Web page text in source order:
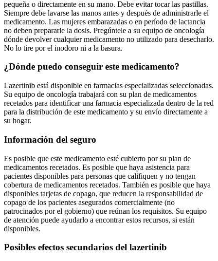
pequeña o directamente en su mano. Debe evitar tocar las pastillas.
Siempre debe lavarse las manos antes y después de administrarle el
medicamento. Las mujeres embarazadas o en período de lactancia
no deben prepararle la dosis. Pregúntele a su equipo de oncología
dónde devolver cualquier medicamento no utilizado para desecharlo.
No lo tire por el inodoro ni a la basura.
¿Dónde puedo conseguir este medicamento?
Lazertinib está disponible en farmacias especializadas seleccionadas.
Su equipo de oncología trabajará con su plan de medicamentos
recetados para identificar una farmacia especializada dentro de la red
para la distribución de este medicamento y su envío directamente a
su hogar.
Información del seguro
Es posible que este medicamento esté cubierto por su plan de
medicamentos recetados. Es posible que haya asistencia para
pacientes disponibles para personas que califiquen y no tengan
cobertura de medicamentos recetados. También es posible que haya
disponibles tarjetas de copago, que reducen la responsabilidad de
copago de los pacientes asegurados comercialmente (no
patrocinados por el gobierno) que reúnan los requisitos. Su equipo
de atención puede ayudarlo a encontrar estos recursos, si están
disponibles.
Posibles efectos secundarios del lazertinib